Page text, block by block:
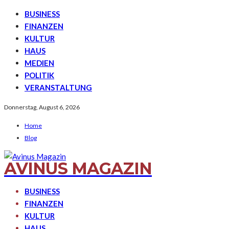
BUSINESS
FINANZEN
KULTUR
HAUS
MEDIEN
POLITIK
VERANSTALTUNG
Donnerstag, August 6, 2026
Home
Blog
AVINUS MAGAZIN
BUSINESS
FINANZEN
KULTUR